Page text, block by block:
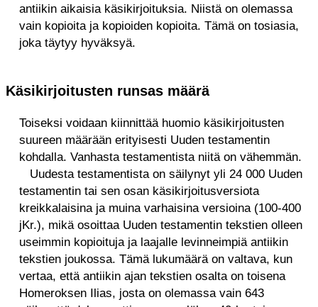
antiikin aikaisia käsikirjoituksia. Niistä on olemassa
vain kopioita ja kopioiden kopioita. Tämä on tosiasia,
joka täytyy hyväksyä.
Käsikirjoitusten runsas määrä
Toiseksi voidaan kiinnittää huomio käsikirjoitusten
suureen määrään erityisesti Uuden testamentin
kohdalla. Vanhasta testamentista niitä on vähemmän.
Uudesta testamentista on säilynyt yli 24 000 Uuden
testamentin tai sen osan käsikirjoitusversiota
kreikkalaisina ja muina varhaisina versioina (100-400
jKr.), mikä osoittaa Uuden testamentin tekstien olleen
useimmin kopioituja ja laajalle levinneimpiä antiikin
tekstien joukossa. Tämä lukumäärä on valtava, kun
vertaa, että antiikin ajan tekstien osalta on toisena
Homeroksen Ilias, josta on olemassa vain 643